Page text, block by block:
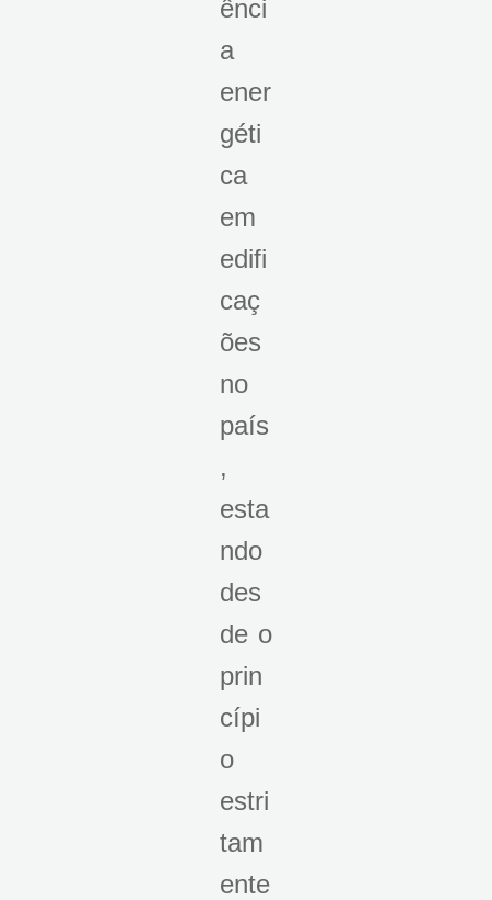
ênci
a
ener
géti
ca
em
edifi
caç
ões
no
país
,
esta
ndo
des
de o
prin
cípi
o
estri
tam
ente